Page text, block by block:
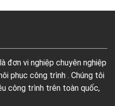
đơn vi nghiệp chuyên nghiệp
phục công trình . Chúng tôi
công trình trên toàn quốc,